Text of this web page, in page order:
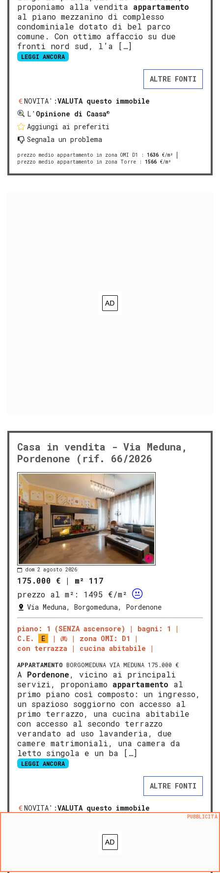
proponiamo alla vendita appartamento
al piano mezzanino di complesso
condominiale dotato di bel parco
comune. Con ottimo affaccio su due
fronti nord sud, l’a […]
LEGGI ANCORA
ALTRE FONTI
NOVITA':VALUTA questo immobile
L' Opinione di Caasa®
Aggiungi ai preferiti
Segnala un problema
prezzo medio appartamento in zona OMI D1 : 1636 €/m²
prezzo medio appartamento in zona Torre : 1566 €/m²
Casa in vendita - Via Meduna,
Pordenone (rif. 66/2026
dom 2 agosto 2026
175.000 € | m² 117
prezzo al m²:
1495 €/m²
Via Meduna, Borgomeduna, Pordenone
piano: 1 (SENZA ascensore)
bagni: 1
C.E.
E
zona OMI: D1
con terrazza
cucina abitabile
APPARTAMENTO BORGOMEDUNA VIA MEDUNA 175.000 €
A Pordenone, vicino ai principali
servizi, proponiamo appartamento al
primo piano così composto: un ingresso,
un spazioso soggiorno con accesso al
primo terrazzo, una cucina abitabile
con accesso al secondo terrazzo
verandato ad uso lavanderia, due
camere matrimoniali, una camera da
letto singola e un ba […]
LEGGI ANCORA
ALTRE FONTI
NOVITA':VALUTA questo immobile
Aggiungi ai preferiti
PUBBLICITÀ